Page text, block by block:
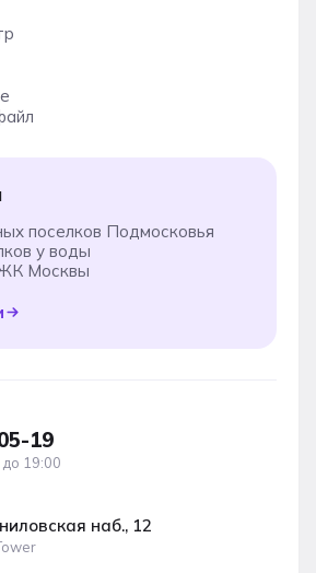
поселков Подмосковья
у воды
Москвы
19
19:00
наб., 12